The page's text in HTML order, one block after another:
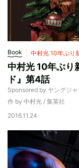
Book 中村光 10年ぶり
中村光 10年ぶり
ド』第4話
Sponsored by ヤングジ
作 by 中村光 / 集英社
2016.11.24